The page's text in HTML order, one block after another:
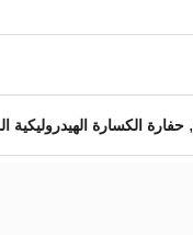
, حفارة الكسارة الهيدروليكية